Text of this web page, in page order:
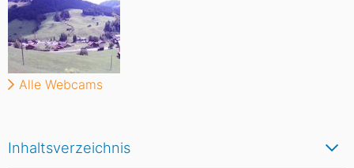
Inhaltsverzeichnis
Alle Webcams